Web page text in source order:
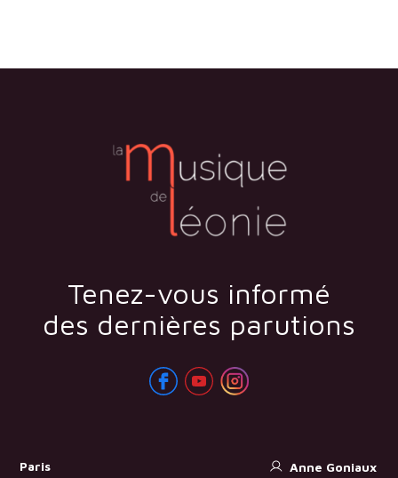
Tenez-vous informé
des dernières parutions
Paris
Anne Goniaux